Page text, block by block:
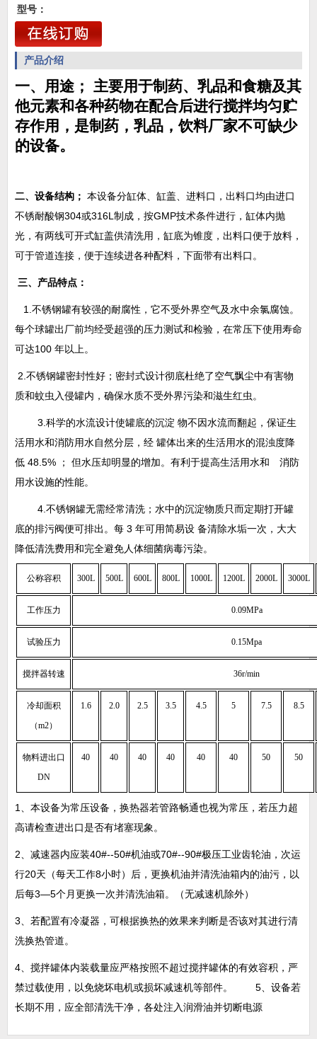
型号：
产品介绍
一、用途；
主要用于制药、乳品和食糖及其
他元素和各种药物在配合后进行搅拌均匀贮
存作用，是制药，乳品，饮料厂家不可缺少
的设备。
二、设备结构； 本设备分缸体、缸盖、进料口，出料口均由进口
不锈耐酸钢304或316L制成，按GMP技术条件进行，缸体内抛
光，有两线可开式缸盖供清洗用，缸底为锥度，出料口便于放料，
可于管道连接，便于连续进各种配料，下面带有出料口。
三、产品特点：
1.不锈钢罐有较强的耐腐性，它不受外界空气及水中余氯腐蚀。
每个球罐出厂前均经受超强的压力测试和检验，在常压下使用寿命
可达100 年以上。
2.不锈钢罐密封性好；密封式设计彻底杜绝了空气飘尘中有害物
质和蚊虫入侵罐内，确保水质不受外界污染和滋生红虫。
3.科学的水流设计使罐底的沉淀 物不因水流而翻起，保证生
活用水和消防用水自然分层，经 罐体出来的生活用水的混浊度降
低 48.5% ； 但水压却明显的增加。有利于提高生活用水和 消防
用水设施的性能。
4.不锈钢罐无需经常清洗；水中的沉淀物质只而定期打开罐
底的排污阀便可排出。每 3 年可用简易设 备清除水垢一次，大大
降低清洗费用和完全避免人体细菌病毒污染。
公称容积 300L 500L 600L 800L 1000L 1200L 2000L 3000L
工作压力 0.09MPa
试验压力 0.15Mpa
搅拌器转速 36r/min
冷却面积
（m2）
1.6 2.0 2.5 3.5 4.5 5 7.5 8.5
物料进出口
DN
40 40 40 40 40 40 50 50
1、 本设备为常压设备，换热器若管路畅通也视为常压，若压力超
高请检查进出口是否有堵塞现象。
2、 减速器内应装40#--50#机油或70#--90#极压工业齿轮油，次运
行20天（每天工作8小时）后，更换机油并清洗油箱内的油污，以
后每3—5个月更换一次并清洗油箱。（无减速机除外）
3、 若配置有冷凝器，可根据换热的效果来判断是否该对其进行清
洗换热管道。
4、 搅拌罐体内装载量应严格按照不超过搅拌罐体的有效容积，严
禁过载使用，以免烧坏电机或损坏减速机等部件。
5 、设备若
长期不用，应全部清洗干净，各处注入润滑油并切断电源